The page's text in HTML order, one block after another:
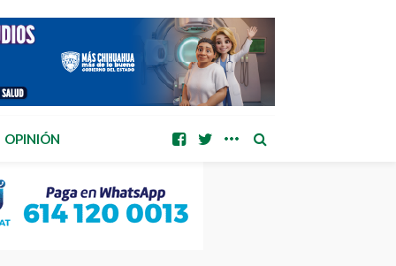
OPINIÓN